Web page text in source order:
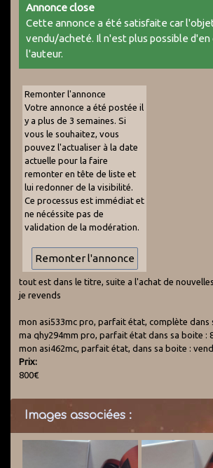
Annonce close
Cette annonce a été satisfaite car
vendu/acheté. Il n'est plus possible
l'auteur.
Remonter l'annonce
Votre annonce a été postée il
y a plus de 3 semaines. Si
vous le souhaitez, vous
pouvez l'actualiser à la date
actuelle pour la faire
remonter en tête de liste et
lui redonner de la visibilité.
Ce processus est immédiat et
ne nécéssite pas de
validation de la modération.
tout est dans le titre, suite a l'achat de nouvelles
je revends
mon asi533mc pro, parfait état, complète dans
ma qhy294mm pro, parfait état dans sa boite :
mon asi462mc, parfait état, dans sa boite :
Prix:
800€
Images associées :